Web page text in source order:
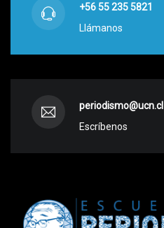
+56 55 235 5821
Llámanos
periodismo@ucn.cl
Escríbenos